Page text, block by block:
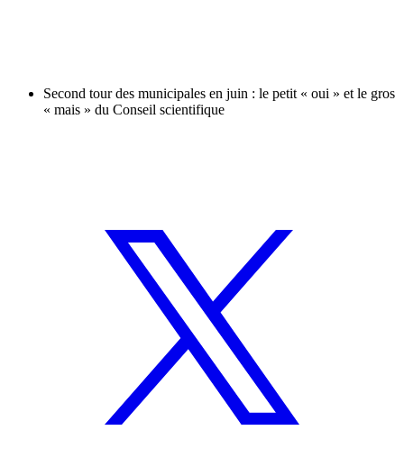
Second tour des municipales en juin : le petit « oui » et le gros
« mais » du Conseil scientifique